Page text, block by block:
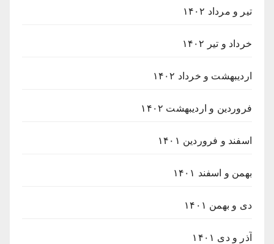
تیر و مرداد ۱۴۰۲
خرداد و تیر ۱۴۰۲
اردیبهشت و خرداد ۱۴۰۲
فروردین و اردیبهشت ۱۴۰۲
اسفند و فروردین ۱۴۰۱
بهمن و اسفند ۱۴۰۱
دی و بهمن ۱۴۰۱
آذر و دی ۱۴۰۱